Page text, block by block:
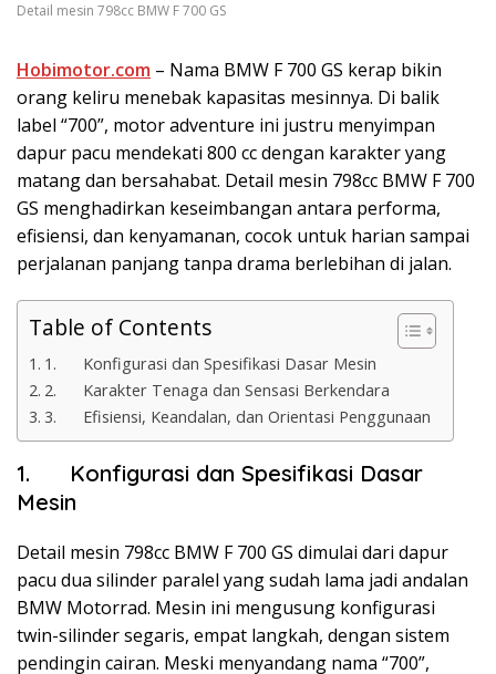
Detail mesin 798cc BMW F 700 GS
Hobimotor.com – Nama BMW F 700 GS kerap bikin
orang keliru menebak kapasitas mesinnya. Di balik
label “700”, motor adventure ini justru menyimpan
dapur pacu mendekati 800 cc dengan karakter yang
matang dan bersahabat. Detail mesin 798cc BMW F 700
GS menghadirkan keseimbangan antara performa,
efisiensi, dan kenyamanan, cocok untuk harian sampai
perjalanan panjang tanpa drama berlebihan di jalan.
Table of Contents
1. Konfigurasi dan Spesifikasi Dasar Mesin
2. Karakter Tenaga dan Sensasi Berkendara
3. Efisiensi, Keandalan, dan Orientasi Penggunaan
1. Konfigurasi dan Spesifikasi Dasar
Mesin
Detail mesin 798cc BMW F 700 GS dimulai dari dapur
pacu dua silinder paralel yang sudah lama jadi andalan
BMW Motorrad. Mesin ini mengusung konfigurasi
twin-silinder segaris, empat langkah, dengan sistem
pendingin cairan. Meski menyandang nama “700”,